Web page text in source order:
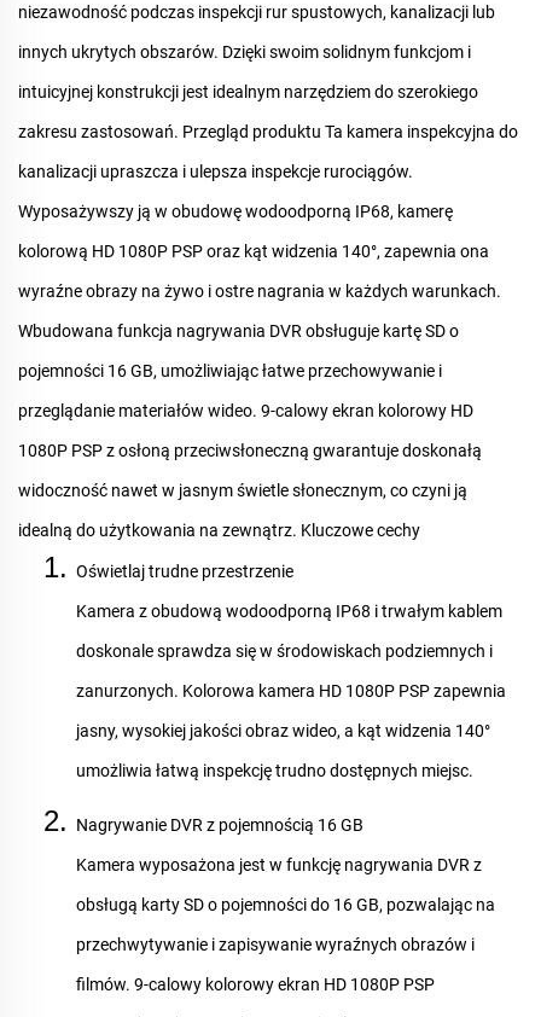
niezawodność podczas inspekcji rur spustowych, kanalizacji lub
innych ukrytych obszarów. Dzięki swoim solidnym funkcjom i
intuicyjnej konstrukcji jest idealnym narzędziem do szerokiego
zakresu zastosowań. Przegląd produktu Ta kamera inspekcyjna do
kanalizacji upraszcza i ulepsza inspekcje rurociągów.
Wyposażywszy ją w obudowę wodoodporną IP68, kamerę
kolorową HD 1080P PSP oraz kąt widzenia 140°, zapewnia ona
wyraźne obrazy na żywo i ostre nagrania w każdych warunkach.
Wbudowana funkcja nagrywania DVR obsługuje kartę SD o
pojemności 16 GB, umożliwiając łatwe przechowywanie i
przeglądanie materiałów wideo. 9-calowy ekran kolorowy HD
1080P PSP z osłoną przeciwsłoneczną gwarantuje doskonałą
widoczność nawet w jasnym świetle słonecznym, co czyni ją
idealną do użytkowania na zewnątrz. Kluczowe cechy
Oświetlaj trudne przestrzenie
Kamera z obudową wodoodporną IP68 i trwałym kablem
doskonale sprawdza się w środowiskach podziemnych i
zanurzonych. Kolorowa kamera HD 1080P PSP zapewnia
jasny, wysokiej jakości obraz wideo, a kąt widzenia 140°
umożliwia łatwą inspekcję trudno dostępnych miejsc.
Nagrywanie DVR z pojemnością 16 GB
Kamera wyposażona jest w funkcję nagrywania DVR z
obsługą karty SD o pojemności do 16 GB, pozwalając na
przechwytywanie i zapisywanie wyraźnych obrazów i
filmów. 9-calowy kolorowy ekran HD 1080P PSP